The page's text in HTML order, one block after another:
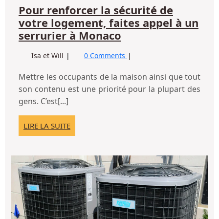
Pour renforcer la sécurité de
votre logement, faites appel à un
serrurier à Monaco
la
sécurité
de
votre
serrurier
à
Monaco
Isa et Will Pour
la
sécurité
votre
logement,
faites
appel à
serrurier
à
Monaco
0 Comments
Mettre les occupants de la maison ainsi que tout
son contenu est une priorité pour la plupart des
gens. C’est[...]
LIRE LA SUITELIRE
LA